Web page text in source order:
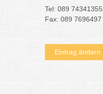
Tel: 089 74341355
Fax: 089 7696497
Eintrag ändern